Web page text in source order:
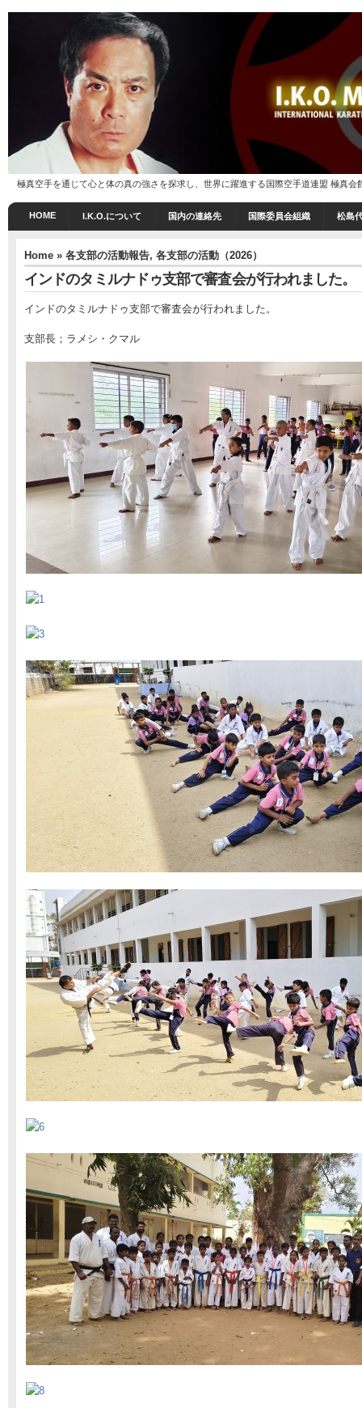
極真空手を通じて心と体の真の強さを探求し、世界に躍進する国際空手道連盟 極真
HOME I.K.O.について 国内の連絡先 国際委員会組織 松島
Home » 各支部の活動報告, 各支部の活動（2026）
インドのタミルナドゥ支部で審査会が行われました。
インドのタミルナドゥ支部で審査会が行われました。
支部長；ラメシ・クマル